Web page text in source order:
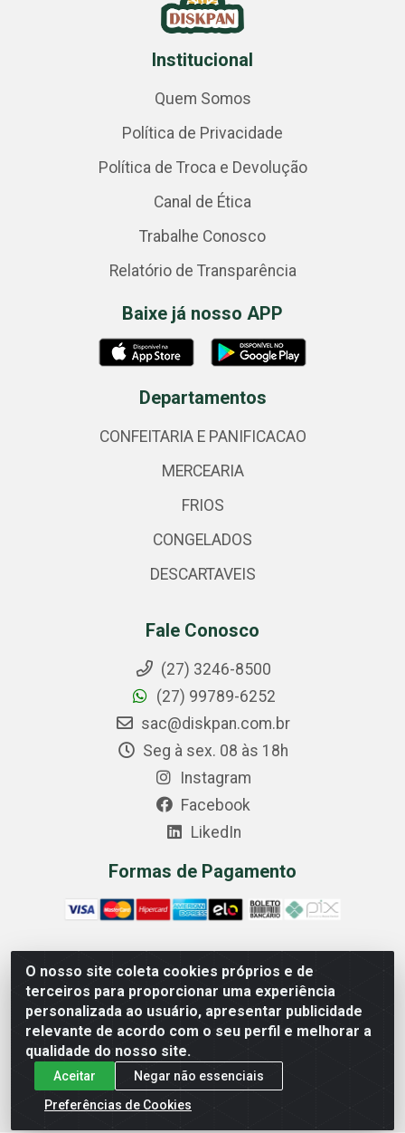
O nosso site coleta cookies próprios e de
terceiros para proporcionar uma experiência
personalizada ao usuário, apresentar publicidade
relevante de acordo com o seu perfil e melhorar a
qualidade do nosso site.
Aceitar
Negar não essenciais
Preferências de Cookies
Institucional
Quem Somos
Política de Privacidade
Política de Troca e Devolução
Canal de Ética
Trabalhe Conosco
Relatório de Transparência
Baixe já nosso APP
Departamentos
CONFEITARIA E PANIFICACAO
MERCEARIA
FRIOS
CONGELADOS
DESCARTAVEIS
Fale Conosco
(27) 3246-8500
(27) 99789-6252
sac@diskpan.com.br
Seg à sex. 08 às 18h
Instagram
Facebook
LikedIn
Formas de Pagamento
Comercial Diskpan Ltda - Av. Fernando Antonio, 1911 -
Sotelandia, Cariacica/ES - CEP 29140-669 - CNPJ
02.691.482/0001-07